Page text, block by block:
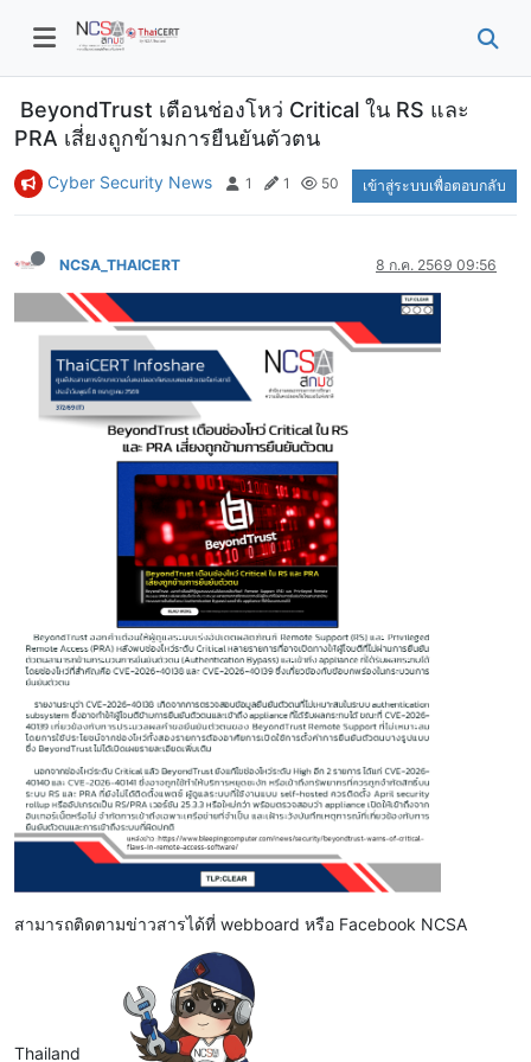
BeyondTrust เตือนช่องโหว่ Critical ใน RS และ
PRA เสี่ยงถูกข้ามการยืนยันตัวตน
Cyber Security News 1 1 50 เข้าสู่ระบบเพื่อตอบกลับ
NCSA_THAICERT 8 ก.ค. 2569 09:56
สามารถติดตามข่าวสารได้ที่ webboard หรือ Facebook NCSA
Thailand